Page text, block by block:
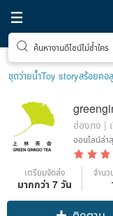
ค้นหางานดีไซน์ไม่ซ้ำใคร
ชุดว่ายน้ำToy storyสร้อยคอ
ฮ่องกง |
ออนไลน์ล่า
เตรียมจัดส่ง
มากกว่า 7 วัน
จำน
Claim